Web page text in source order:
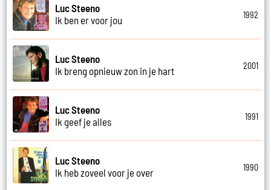
Luc Steeno
Ik ben er voor jou
1992
Luc Steeno
Ik breng opnieuw zon in je hart
2001
Luc Steeno
Ik geef je alles
1991
Luc Steeno
Ik heb zoveel voor je over
1990